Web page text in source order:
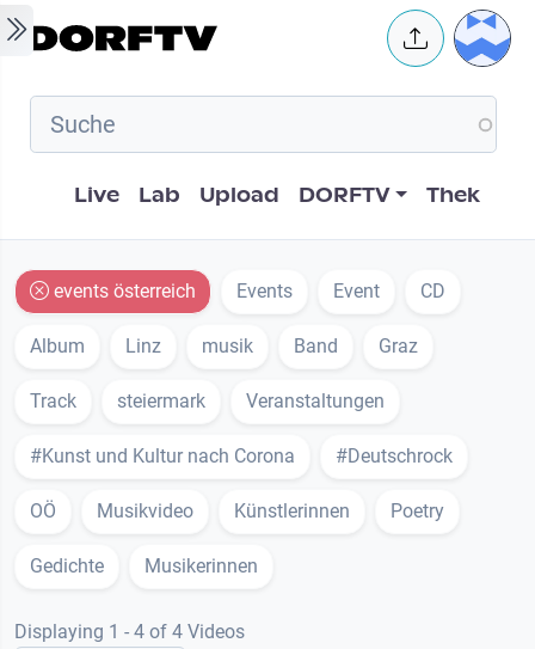
Skip to main content User
Hauptnavigation
Live Lab Upload DORFTV Thek
events österreich Events Event CD
Album Linz musik Band Graz
Track steiermark Veranstaltungen
#Kunst und Kultur nach Corona #Deutschrock
OÖ Musikvideo Künstlerinnen Poetry
Gedichte Musikerinnen
Displaying 1 - 4 of 4 Videos